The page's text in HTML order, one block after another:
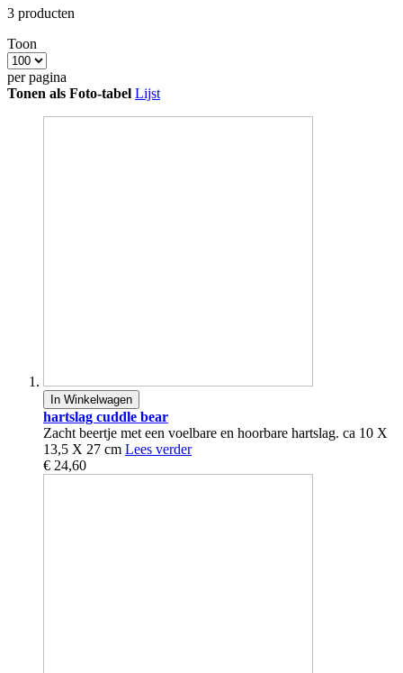
3 producten
Toon
per pagina
Tonen als Foto-tabel Lijst
In Winkelwagen
hartslag cuddle bear
Zacht beertje met een voelbare en hoorbare hartslag. ca 10 X
13,5 X 27 cm Lees verder
€ 24,60